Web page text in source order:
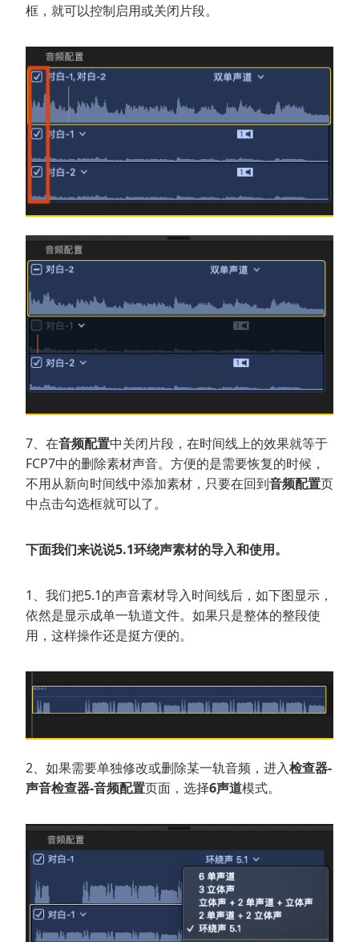
框，就可以控制启用或关闭片段。
7、在音频配置中关闭片段，在时间线上的效果就等于
FCP7中的删除素材声音。方便的是需要恢复的时候，
不用从新向时间线中添加素材，只要在回到音频配置页
中点击勾选框就可以了。
下面我们来说说5.1环绕声素材的导入和使用。
1、我们把5.1的声音素材导入时间线后，如下图显示，
依然是显示成单一轨道文件。如果只是整体的整段使
用，这样操作还是挺方便的。
2、如果需要单独修改或删除某一轨音频，进入检查器-
声音检查器-音频配置页面，选择6声道模式。